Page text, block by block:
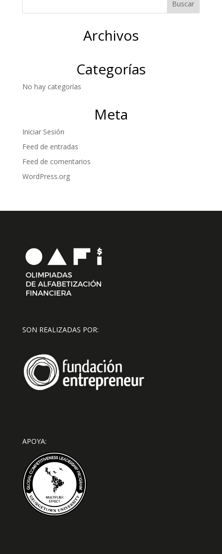
Archivos
Categorías
No hay categorías
Meta
Iniciar Sesión
Feed de entradas
Feed de comentarios
WordPress.org
SON REALIZADAS POR:
APOYA: